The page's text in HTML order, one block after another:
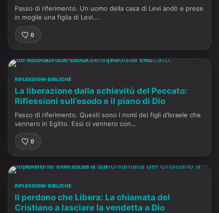
Passo di riferimento. Un uomo della casa di Levi andò e prese
in moglie una figlia di Levi.…
0
RIFLESSIONI-BIBLICHE
La liberazione dalla schiavitù del Peccato:
Riflessioni sull’esodo e il piano di Dio
Passo di riferimento. Questi sono i nomi dei figli d’Israele che
vennero in Egitto. Essi ci vennero con…
0
RIFLESSIONI-BIBLICHE
Il perdono che Libera: La chiamata del
Cristiano a lasciare la vendetta a Dio